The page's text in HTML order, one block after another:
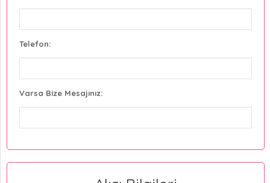
Telefon:
Varsa Bize Mesajınız: